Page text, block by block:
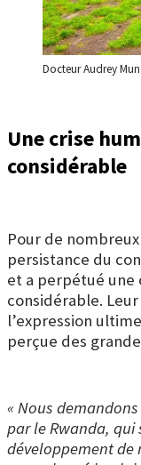
Docteur Audrey
Une crise
considérable
Pour de
persistance du
et a perpétué une
considérable.
l’expression
perçue des
« Nous
par le Rwanda,
développement de